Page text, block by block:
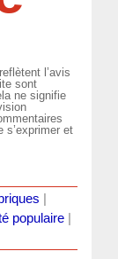
l’avis
sont
ne signifie
s’exprimer et
populaire